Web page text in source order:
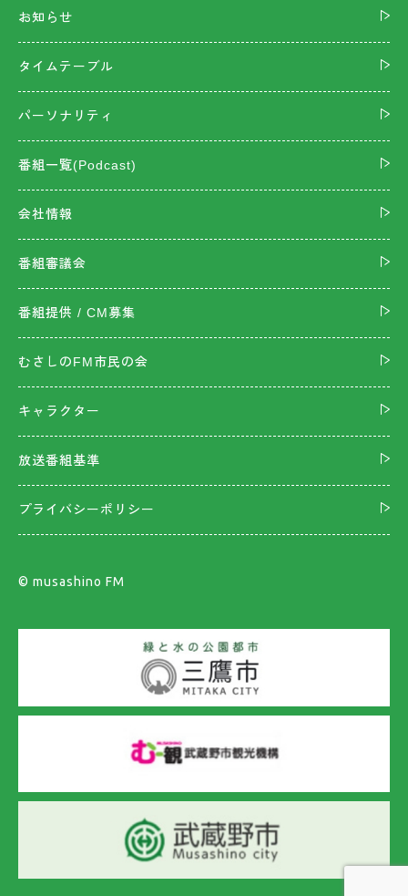
お知らせ
タイムテーブル
パーソナリティ
番組一覧(Podcast)
会社情報
番組審議会
番組提供 / CM募集
むさしのFM市民の会
キャラクター
放送番組基準
プライバシーポリシー
©︎ musashino FM